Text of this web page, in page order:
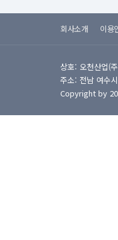
회사소개 이용
상호: 오천산업(
주소: 전남 여
Copyright by